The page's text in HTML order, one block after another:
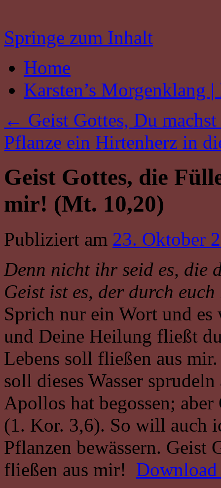
Springe zum Inhalt
Home
Karsten’s Morgenklang
← Geist Gottes, Du
Pflanze ein Hirtenherz in
Geist Gottes, die
mir! (Mt. 10,20)
Publiziert am 23. Oktober
Denn nicht ihr seid es, die
Geist ist es, der durch euch
Sprich nur ein Wort und
und Deine Heilung fließt
Lebens soll fließen aus
soll dieses Wasser
Apollos hat begossen;
(1. Kor. 3,6). So will auch
Pflanzen bewässern.
fließen aus mir!